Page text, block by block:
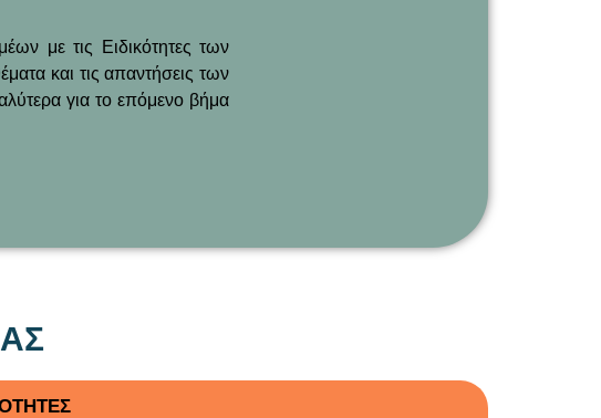
με τις Ειδικότητες των
και τις απαντήσεις των
για το επόμενο βήμα